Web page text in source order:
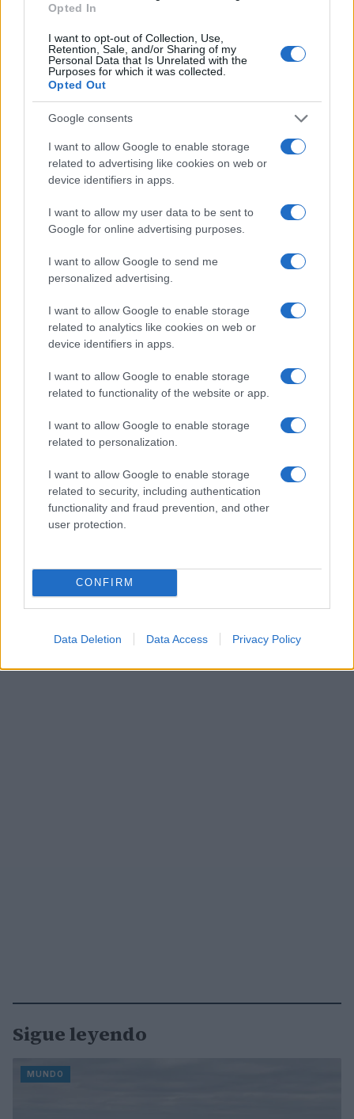
Opted In
I want to opt-out of Collection, Use,
Retention, Sale, and/or Sharing of my
Personal Data that Is Unrelated with the
Purposes for which it was collected.
Opted Out
Google consents
I want to allow Google to enable storage
related to advertising like cookies on web or
device identifiers in apps.
I want to allow my user data to be sent to
Google for online advertising purposes.
I want to allow Google to send me
personalized advertising.
I want to allow Google to enable storage
related to analytics like cookies on web or
device identifiers in apps.
I want to allow Google to enable storage
related to functionality of the website or app.
I want to allow Google to enable storage
related to personalization.
I want to allow Google to enable storage
related to security, including authentication
functionality and fraud prevention, and other
user protection.
CONFIRM
Data Deletion Data Access Privacy Policy
Chiang Rai
visitar las aldeas de las tribus de las colinas y
puede incluir paseos en elefante y rafting.
1. Viaje al norte de Tailandia
El vibrante tapiz cultural e histórico del norte de
Tailandialo convierte en uno de los lugares más
auténticos para visitar. Partiendo deBangkok
incluirá las ruinas deAyutthayaySukhothai
una visita a un pueblo de las tribus de las colinas
cerca deChiang Raio Chiang Mai
y un paseo en
elefante por la selva. En
verán las bulliciosas calles deChinatown, el
impresionante GranPalacioy suBuda
Esmeralda, asistirán a un combate de kickboxing
tailandés o simplemente se deleitarán con un
masaje tailandés como preparación para el viaje
¡Disfrute de los increíbles tours en
LEA TAMBIÉN:
Las 10 mejores playas de Tailandia
AUTOR
Sigue leyendo
MUNDO